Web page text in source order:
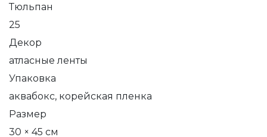
Тюльпан
25
Декор
атласные ленты
Упаковка
аквабокс, корейская пленка
Размер
30 × 45 см